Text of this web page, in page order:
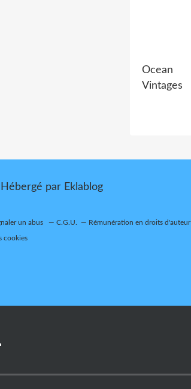
Ocean
Vintages
par Eklablog
un abus C.G.U. Rémunération en droits d'auteur
cookies